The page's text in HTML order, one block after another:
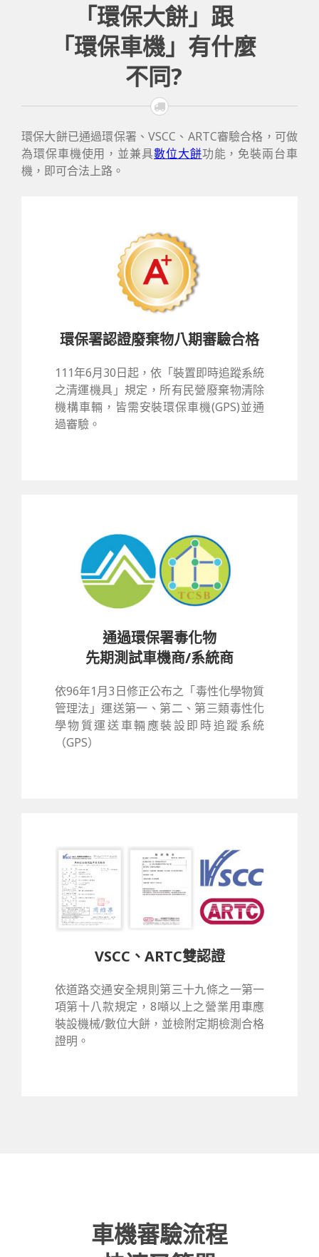
「環保大餅」跟
「環保車機」有什麼
不同?
環保大餅已通過環保署、VSCC、ARTC審驗合格，可做
為環保車機使用，並兼具數位大餅功能，免裝兩台車
機，即可合法上路。
環保署認證廢棄物八期審驗合格
111年6月30日起，依「裝置即時追蹤系統
之清運機具」規定，所有民營廢棄物清除
機構車輛，皆需安裝環保車機(GPS)並通
過審驗。
通過環保署毒化物
先期測試車機商/系統商
依96年1月3日修正公布之「毒性化學物質
管理法」運送第一、第二、第三類毒性化
學物質運送車輛應裝設即時追蹤系統
（GPS）
VSCC、ARTC雙認證
依道路交通安全規則第三十九條之一第一
項第十八款規定，8噸以上之營業用車應
裝設機械/數位大餅，並檢附定期檢測合格
證明。
車機審驗流程